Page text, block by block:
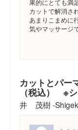
果的にとても満
カットで解消さ
あまりこまめに
気やマッサージ
カットとパ
（税込） ※
井 茂樹 -